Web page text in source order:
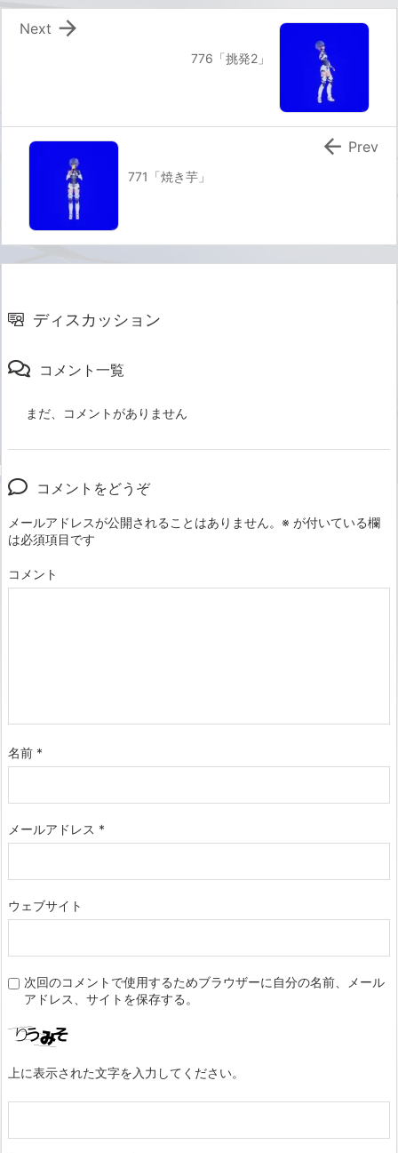
776「挑発2」

Next
771「焼き芋」
 Prev
ディスカッション
コメント一覧
まだ、コメントがありません
コメントをどうぞ
メールアドレスが公開されることはありません。 ※ が付いている欄
は必須項目です
コメント
名前 *
メールアドレス *
ウェブサイト
次回のコメントで使用するためブラウザーに自分の名前、メール
アドレス、サイトを保存する。
上に表示された文字を入力してください。